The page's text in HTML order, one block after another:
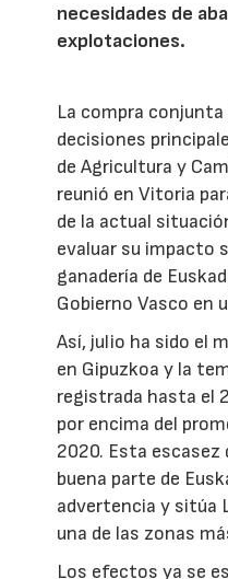
necesidades de
explotaciones.
La compra
decisiones
de Agricultura y
reunió en Vitoria
de la actual
evaluar su impacto
ganadería de
Gobierno Vasco en
Así, julio ha sido el
en Gipuzkoa y la
registrada hasta el
por encima del
2020. Esta escasez
buena parte de
advertencia y sitúa
una de las zonas
Los efectos ya se